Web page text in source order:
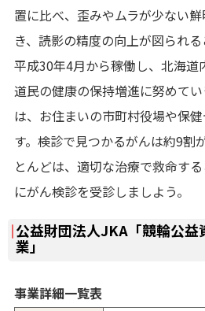
置に比べ、歪みやムラが少ない
き、読影の精度の向上が図られる
平成30年4月から稼働し、北海
道民の健康の保持増進に努めて
は、お住まいの市町村役場や保
す。検診で見つかるがんは約9割
とんどは、適切な治療で救命す
にがん検診を受診しましよう。
公益財団法人JKA「競輪公益
業」
事業詳細一覧表